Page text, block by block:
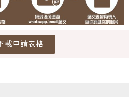
下載申請表格